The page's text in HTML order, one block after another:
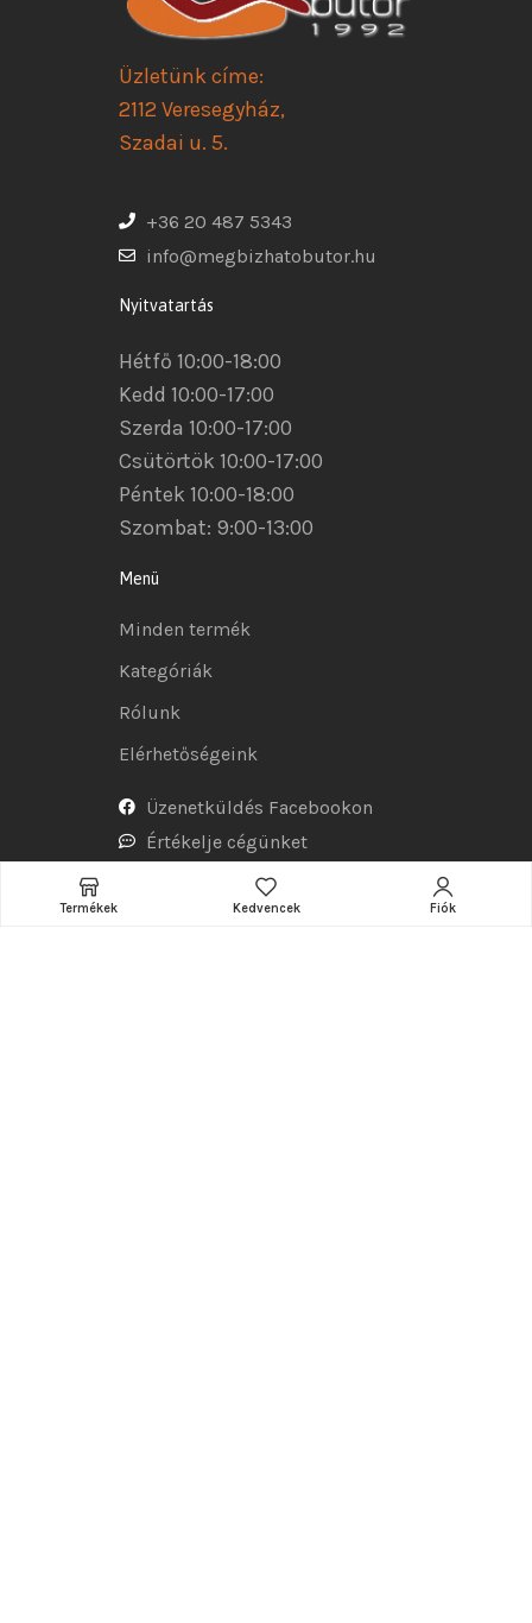
Üzletünk címe:
2112 Veresegyház,
Szadai u. 5.
+36 20 487 5343
info@megbizhatobutor.hu
Nyitvatartás
Hétfő 10:00-18:00
Kedd 10:00-17:00
Szerda 10:00-17:00
Csütörtök 10:00-17:00
Péntek 10:00-18:00
Szombat: 9:00-13:00
Menü
Minden termék
Kategóriák
Rólunk
Elérhetőségeink
Üzenetküldés Facebookon
Értékelje cégünket
Termékek Kedvencek Fiók